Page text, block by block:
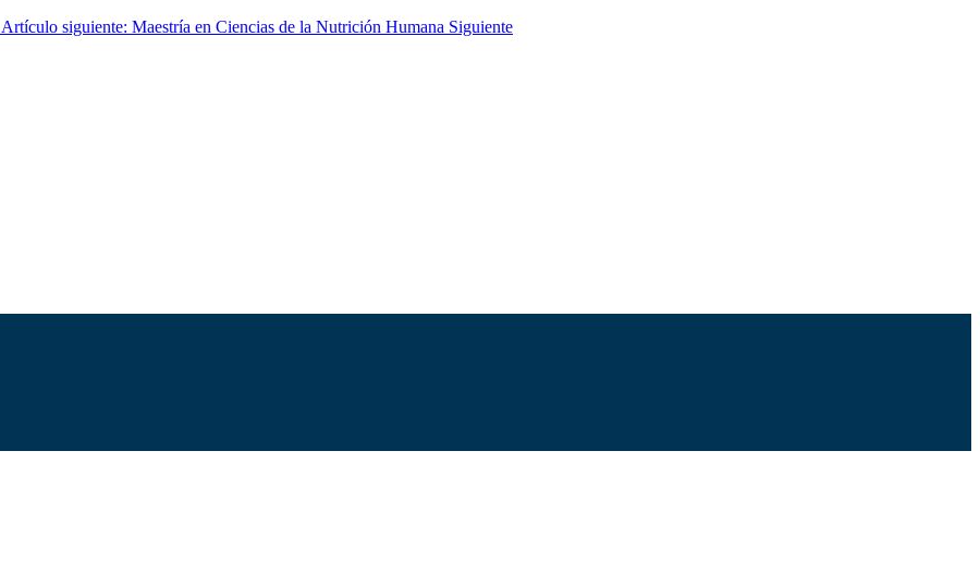
Artículo siguiente: Maestría en Ciencias de la Nutrición Humana Siguiente